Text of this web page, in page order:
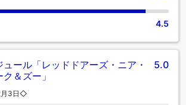
4.5
ール「レッドドアーズ・ニア・
＆ズー」
5.0
月3日◇